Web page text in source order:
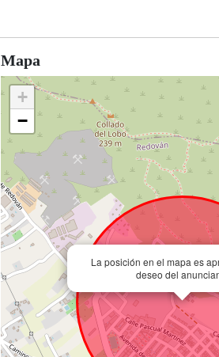
Mapa
La posición en el mapa es
deseo del
+
−